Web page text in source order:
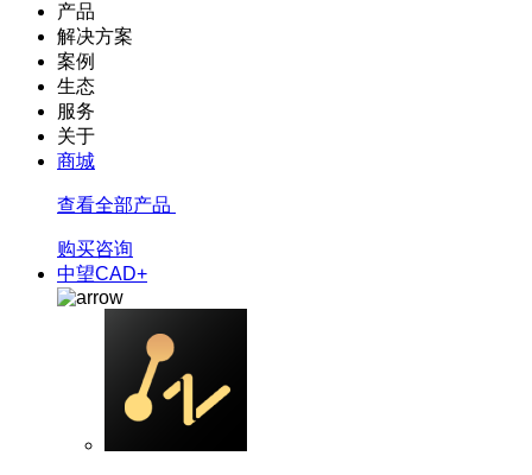
产品
解决方案
案例
生态
服务
关于
商城
查看全部产品
购买咨询
中望CAD+